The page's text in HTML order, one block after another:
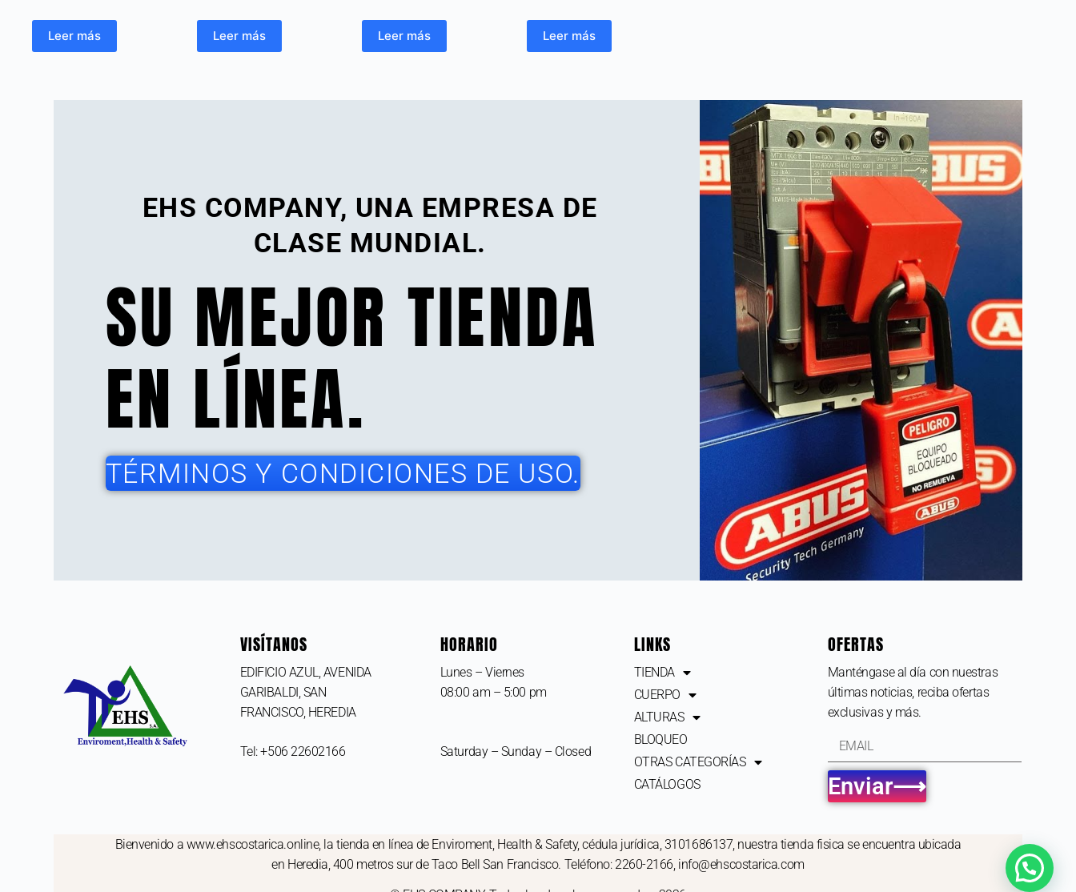
Leer más Leer más Leer más Leer más
EHS COMPANY, UNA EMPRESA DE
CLASE MUNDIAL.
SU MEJOR TIENDA
EN LÍNEA.
TÉRMINOS Y CONDICIONES DE USO.
VISÍTANOS
EDIFICIO AZUL, AVENIDA
GARIBALDI, SAN
FRANCISCO, HEREDIA
Tel: +506 22602166
HORARIO
Lunes – Viernes
08:00 am – 5:00 pm
Saturday – Sunday – Closed
LINKS
TIENDA
CUERPO
ALTURAS
BLOQUEO
OTRAS CATEGORÍAS
CATÁLOGOS
OFERTAS
Manténgase al día con nuestras
últimas noticias, reciba ofertas
exclusivas y más.
Enviar⟶
Bienvenido a www.ehscostarica.online, la tienda en línea de Enviroment, Health & Safety, cédula jurídica, 3101686137, nuestra tienda fisica se encuentra ubicada
en Heredia, 400 metros sur de Taco Bell San Francisco. Teléfono: 2260-2166, info@ehscostarica.com